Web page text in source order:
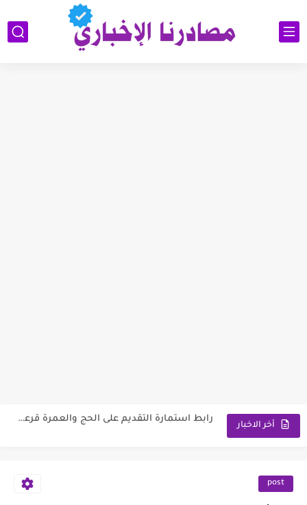
أخر الاخبار
رابط التقديم على معهد مفوضية الشرطة 2026 مع الشروط والمتطلبات post